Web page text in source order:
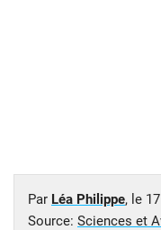
Par Léa Philippe, le
Source: Sciences et